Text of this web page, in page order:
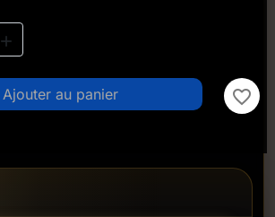

Ajouter au panier favorite_border